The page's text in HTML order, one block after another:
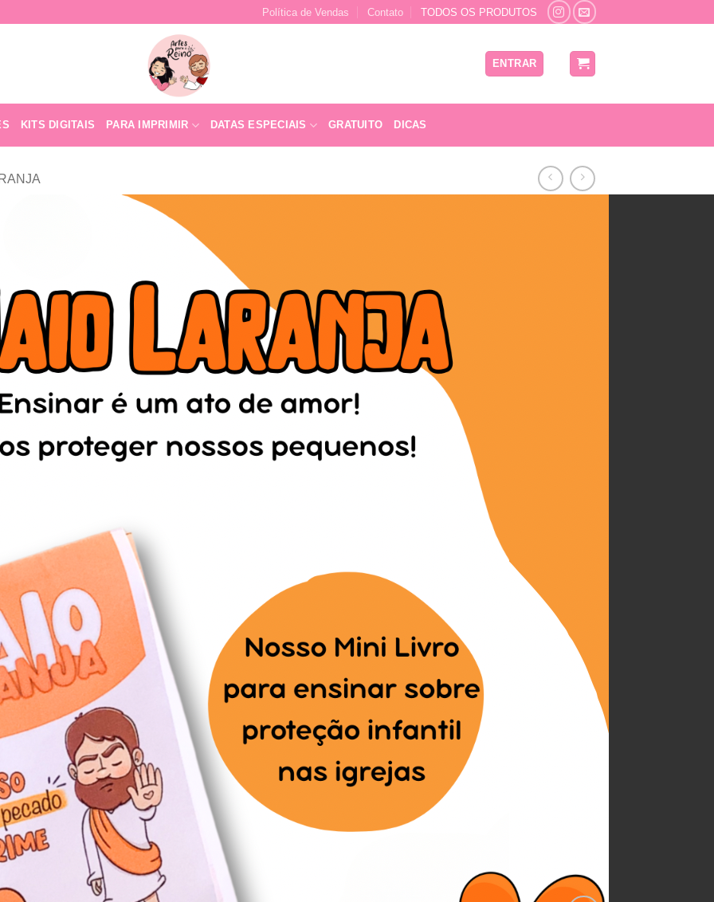
Política de Vendas Contato TODOS OS PRODUTOS
ENTRAR
KITS DIGITAIS PARA IMPRIMIR DATAS ESPECIAIS GRATUITO DICAS